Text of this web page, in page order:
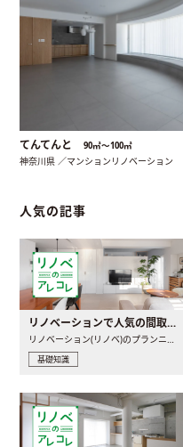
てんてんと 90㎡〜100㎡
神奈川県 ／マンションリノベーション
人気の記事
リノベーションで人気の間取りとは？トレンドの間取りと実例を徹底解説
リノベーション(リノベ)のプランニングで一番最初に決めるのは..
基礎知識